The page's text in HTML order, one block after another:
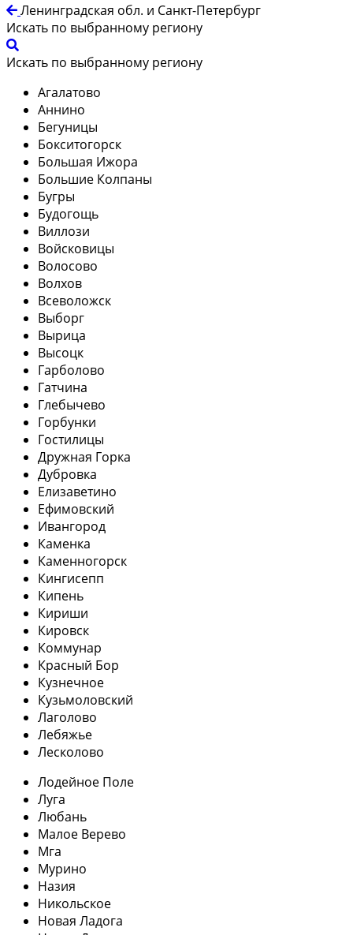
Ленинградская обл. и Санкт-Петербург
Искать по выбранному региону
Искать по выбранному региону
Агалатово
Аннино
Бегуницы
Бокситогорск
Большая Ижора
Большие Колпаны
Бугры
Будогощь
Виллози
Войсковицы
Волосово
Волхов
Всеволожск
Выборг
Вырица
Высоцк
Гарболово
Гатчина
Глебычево
Горбунки
Гостилицы
Дружная Горка
Дубровка
Елизаветино
Ефимовский
Ивангород
Каменка
Каменногорск
Кингисепп
Кипень
Кириши
Кировск
Коммунар
Красный Бор
Кузнечное
Кузьмоловский
Лаголово
Лебяжье
Лесколово
Лодейное Поле
Луга
Любань
Малое Верево
Мга
Мурино
Назия
Никольское
Новая Ладога